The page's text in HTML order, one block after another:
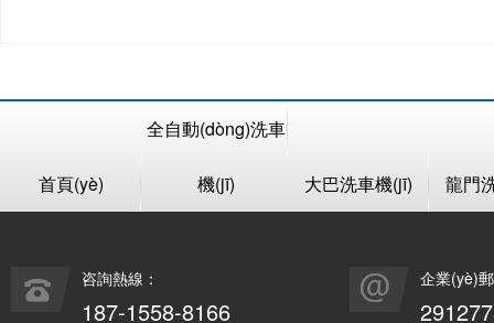
首頁(yè)
全自動(dòng)洗車
機(jī) 大巴洗車機(jī) 龍門
咨詢熱線：
187-1558-8166
企業(yè)